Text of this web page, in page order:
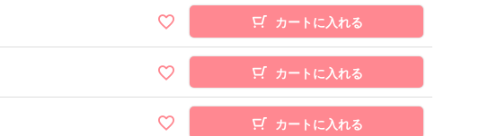
カートに入れる
カートに入れる
カートに入れる